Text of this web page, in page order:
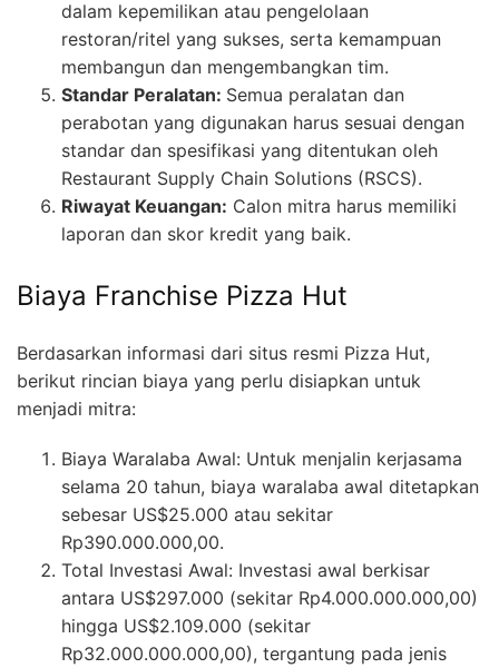
dalam kepemilikan atau pengelolaan
restoran/ritel yang sukses, serta kemampuan
membangun dan mengembangkan tim.
Standar Peralatan: Semua peralatan dan
perabotan yang digunakan harus sesuai dengan
standar dan spesifikasi yang ditentukan oleh
Restaurant Supply Chain Solutions (RSCS).
Riwayat Keuangan: Calon mitra harus memiliki
laporan dan skor kredit yang baik.
Biaya Franchise Pizza Hut
Berdasarkan informasi dari situs resmi Pizza Hut,
berikut rincian biaya yang perlu disiapkan untuk
menjadi mitra:
Biaya Waralaba Awal: Untuk menjalin kerjasama
selama 20 tahun, biaya waralaba awal ditetapkan
sebesar US$25.000 atau sekitar
Rp390.000.000,00.
Total Investasi Awal: Investasi awal berkisar
antara US$297.000 (sekitar Rp4.000.000.000,00)
hingga US$2.109.000 (sekitar
Rp32.000.000.000,00), tergantung pada jenis